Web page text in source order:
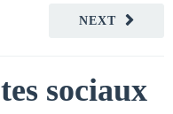
NEXT
sociaux